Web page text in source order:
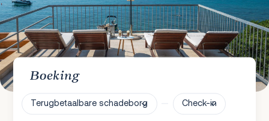
Boeking
Terugbetaalbare schadeborg Check-in